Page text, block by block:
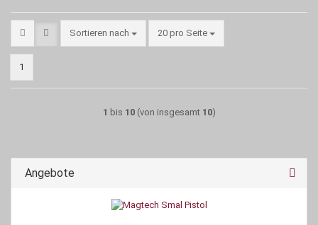
Sortieren nach
Sortieren nach 20 pro Seite
pro Seite
1
1 bis 10(von insgesamt 10)
Angebote